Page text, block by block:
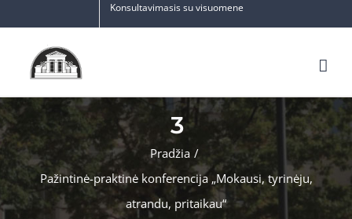
Konsultavimasis su visuomene
3
Pradžia /
Pažintinė-praktinė konferencija „Mokausi, tyrinėju,
atrandu, pritaikau“